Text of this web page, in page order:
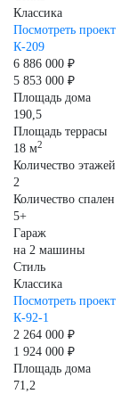
Классика
Посмотреть проект
К-209
6 886 000 ₽
5 853 000 ₽
Площадь дома
190,5
Площадь террасы
18 м2
Количество этажей
2
Количество спален
5+
Гараж
на 2 машины
Стиль
Классика
Посмотреть проект
К-92-1
2 264 000 ₽
1 924 000 ₽
Площадь дома
71,2